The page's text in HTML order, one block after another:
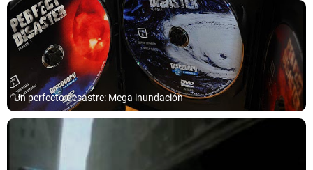
Un perfecto desastre: Mega inundación